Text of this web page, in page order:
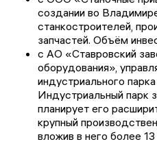
создании во
станкостроителей,
запчастей. Объём
с АО «Ставровский
оборудования»,
индустриального
Индустриальный парк
планирует его
крупный
вложив в него более